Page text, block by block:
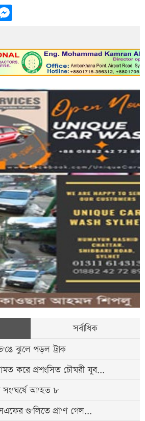
সর্বাধিক
ঝুলে পড়ল ট্রাক
করে প্রশংসিত চৌঘরী যুব...
সং'ঘর্ষে আ'হত ৮
গু'লিতে প্রা'ণ গেল...